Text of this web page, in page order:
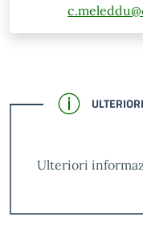
Ulteriori